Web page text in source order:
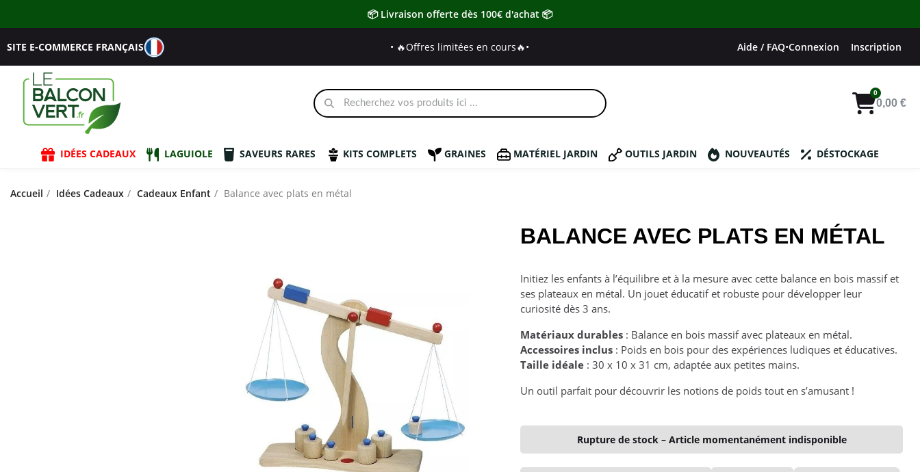
📦 Livraison offerte dès 100€ d'achat 📦
SITE E-COMMERCE FRANÇAIS • 🔥Offres limitées en cours🔥• Aide / FAQ•Connexion Inscription
0,00 €
IDÉES CADEAUX LAGUIOLE SAVEURS RARES KITS COMPLETS GRAINES MATÉRIEL JARDIN OUTILS JARDIN NOUVEAUTÉS DÉSTOCKAGE
Accueil Idées Cadeaux Cadeaux Enfant Balance avec plats en métal
BALANCE AVEC PLATS EN MÉTAL
Initiez les enfants à l’équilibre et à la mesure avec cette balance en bois massif et
ses plateaux en métal. Un jouet éducatif et robuste pour développer leur
curiosité dès 3 ans.
Matériaux durables : Balance en bois massif avec plateaux en métal.
Accessoires inclus : Poids en bois pour des expériences ludiques et éducatives.
Taille idéale : 30 x 10 x 31 cm, adaptée aux petites mains.
Un outil parfait pour découvrir les notions de poids tout en s’amusant !
Rupture de stock – Article momentanément indisponible